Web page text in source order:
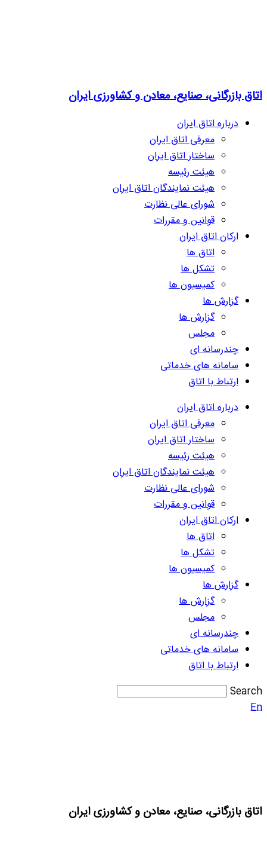
اتاق بازرگانی، صنایع، معادن و کشاورزی ایران
درباره اتاق ایران
معرفی اتاق ایران
ساختار اتاق ایران
هیئت رئیسه
هیئت نمایندگان اتاق ایران
شورای عالی نظارت
قوانین و مقررات
ارکان اتاق ایران
اتاق ها
تشکل ها
کمیسیون ها
گزارش ها
گزارش ها
مجلس
چندرسانه ای
سامانه های خدماتی
ارتباط با اتاق
درباره اتاق ایران
معرفی اتاق ایران
ساختار اتاق ایران
هیئت رئیسه
هیئت نمایندگان اتاق ایران
شورای عالی نظارت
قوانین و مقررات
ارکان اتاق ایران
اتاق ها
تشکل ها
کمیسیون ها
گزارش ها
گزارش ها
مجلس
چندرسانه ای
سامانه های خدماتی
ارتباط با اتاق
Search
En
اتاق بازرگانی، صنایع، معادن و کشاورزی ایران